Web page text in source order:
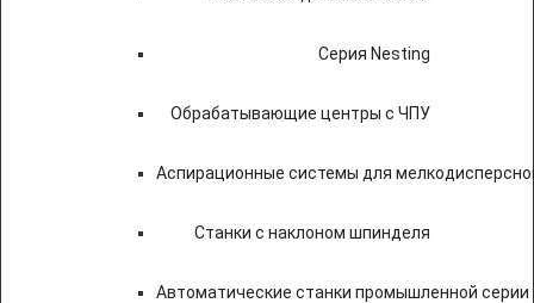
Серия Nesting
Обрабатывающие центры с ЧПУ
Аспирационные системы для
Станки с наклоном шпинделя
Автоматические станки промышленной серии